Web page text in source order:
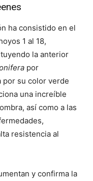
ha consistido en el
1 al 18,
la anterior
por
por su color verde
una increíble
así como a las
resistencia al
y confirma la